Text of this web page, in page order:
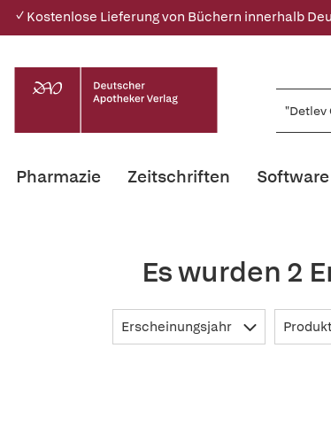
✓ Kostenlose Lieferung von Büchern innerhalb
Pharmazie Zeitschriften Software
Es wurden 2
Erscheinungsjahr